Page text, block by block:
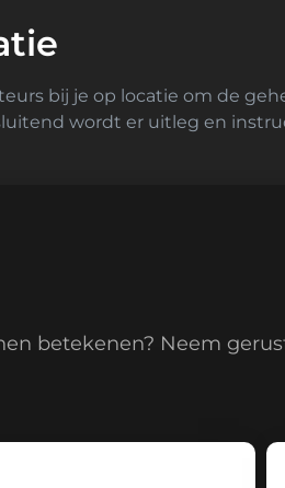
bij je op locatie om de
wordt er uitleg en
betekenen? Neem